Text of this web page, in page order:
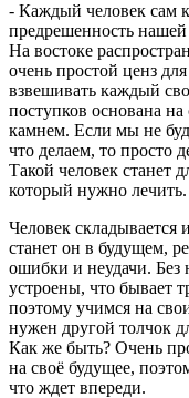
- Каждый человек сам
предрешенность нашей
На востоке
очень простой ценз
взвешивать каждый
поступков основана на
камнем. Если мы не
что делаем, то просто
Такой человек станет
который нужно лечить.
Человек складывается
станет он в будущем,
ошибки и неудачи.
устроены, что бывает
поэтому учимся на
нужен другой толчок
Как же быть? Очень
на своё будущее,
что ждет впереди.